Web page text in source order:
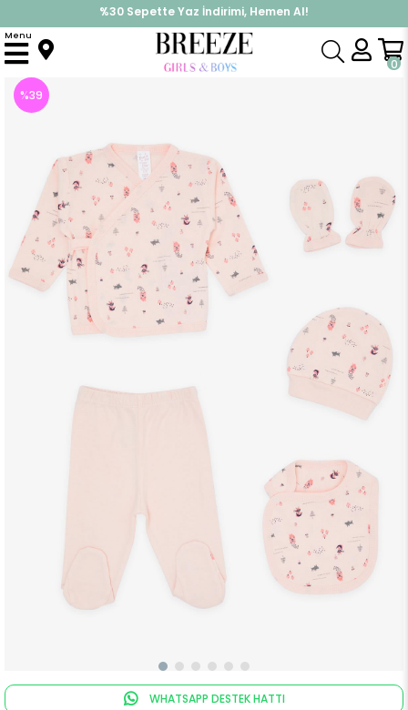
%30 Sepette Yaz İndirimi, Hemen Al!
İndirimlere ek %10 İndirimi Kap, Hemen Üye Ol!
0
Menu
Anasayfa Hastane Çıkışı
%39
WHATSAPP DESTEK HATTI